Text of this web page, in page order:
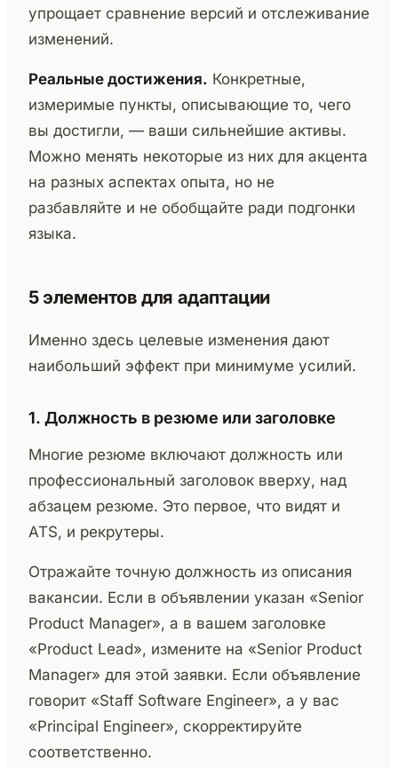
упрощает сравнение версий и отслеживание
изменений.
Реальные достижения. Конкретные,
измеримые пункты, описывающие то, чего
вы достигли, — ваши сильнейшие активы.
Можно менять некоторые из них для акцента
на разных аспектах опыта, но не
разбавляйте и не обобщайте ради подгонки
языка.
5 элементов для адаптации
Именно здесь целевые изменения дают
наибольший эффект при минимуме усилий.
1. Должность в резюме или заголовке
Многие резюме включают должность или
профессиональный заголовок вверху, над
абзацем резюме. Это первое, что видят и
ATS, и рекрутеры.
Отражайте точную должность из описания
вакансии. Если в объявлении указан «Senior
Product Manager», а в вашем заголовке
«Product Lead», измените на «Senior Product
Manager» для этой заявки. Если объявление
говорит «Staff Software Engineer», а у вас
«Principal Engineer», скорректируйте
соответственно.